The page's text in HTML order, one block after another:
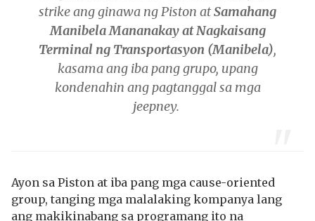
strike ang ginawa ng Piston atSamahang
Manibela Mananakay at Nagkaisang
Terminal ng Transportasyon (Manibela),
kasama ang iba pang grupo, upang
kondenahin ang pagtanggal sa mga
jeepney.
Ayon sa Piston at iba pang mga cause-oriented
group, tanging mga malalaking kompanya lang
ang makikinabang sa programang ito na